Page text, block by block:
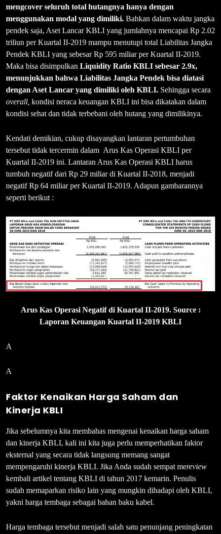
mengcover seluruh total hutangnya hanya dengan
menggunakan modal yang dimiliki. Bahkan dalam waktu jangka
pendek saja, Aset Lancar KBLI yang jumlahnya mencapai Rp 2.02
triliun per Kuartal II-2019 mampu menutupi total Liabilitas Jangka
Pendek KBLI yang sebesar Rp 595 miliar per Kuartal II-2019.
Maka bisa disimpulkan Liquidity Ratio KBLI sebesar 2.9x,
menunjukkan bahwa Liabilitas Jangka Pendek bisa diatasi
dengan Aset Lancar yang dimiliki oleh KBLI. Sehingga secara
overall, kondisi neraca keuangan KBLI ini bisa dikatakan dalam
kondisi sehat dan tidak terbebani oleh hutang yang dimilikinya.
Kendati demikian, cukup disayangkan lantaran pertumbuhan
tersebut tidak tercermin dalam Arus Kas Operasi KBLI per
Kuartal II-2019 ini. Lantaran Arus Kas Operasi KBLI harus
tumbuh negatif dari Rp 29 miliar di Kuartal II-2018, menjadi
negatif Rp 64 miliar per Kuartal II-2019. Adapun gambarannya
seperti berikut :
Arus Kas Operasi Negatif di Kuartal II-2019. Source :
Laporan Keuangan Kuartal II-2019 KBLI
A
A
Faktor Kenaikan Harga Saham dan
Kinerja KBLI
Jika sebelumnya kita membahas mengenai kenaikan harga saham
dan kinerja KBLI, kali ini kita juga perlu memperhatikan faktor
eksternal yang secara tidak langsung memang sangat
mempengaruhi kinerja KBLI. Jika Anda sudah sempat mereview
kembali artikel tentang KBLI di tahun 2017 kemarin. Penulis
sudah memaparkan risiko lain yang mungkin dihadapi oleh KBLI,
yakni harga tembaga sebagai bahan baku kabel.
Harga tembaga tersebut menjadi salah satu penunjang peningkatan